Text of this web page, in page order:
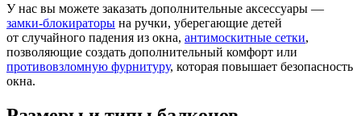
У нас вы можете заказать дополнительные аксессуары —
замки-блокираторы на ручки, уберегающие детей
от случайного падения из окна, антимоскитные сетки,
позволяющие создать дополнительный комфорт или
противовзломную фурнитуру, которая повышает безопасность
окна.